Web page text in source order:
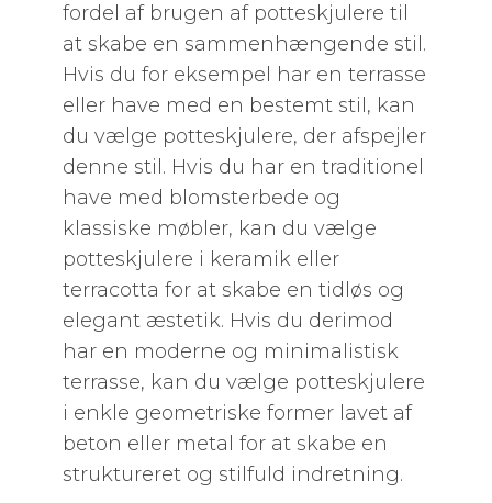
fordel af brugen af potteskjulere til
at skabe en sammenhængende stil.
Hvis du for eksempel har en terrasse
eller have med en bestemt stil, kan
du vælge potteskjulere, der afspejler
denne stil. Hvis du har en traditionel
have med blomsterbede og
klassiske møbler, kan du vælge
potteskjulere i keramik eller
terracotta for at skabe en tidløs og
elegant æstetik. Hvis du derimod
har en moderne og minimalistisk
terrasse, kan du vælge potteskjulere
i enkle geometriske former lavet af
beton eller metal for at skabe en
struktureret og stilfuld indretning.